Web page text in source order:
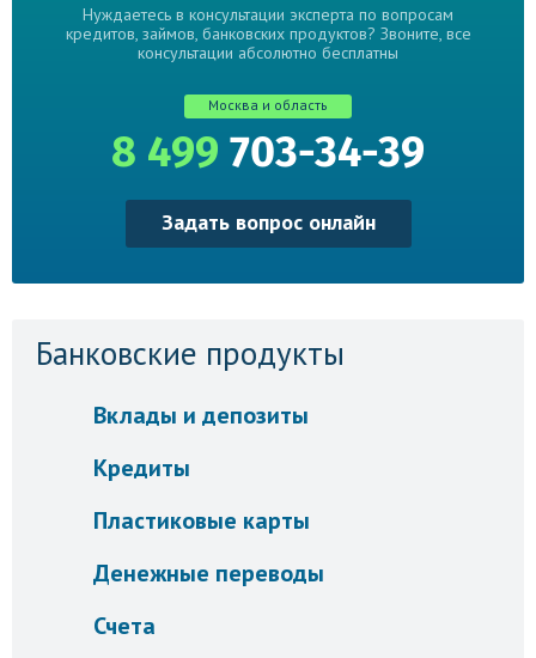
Нуждаетесь в консультации эксперта по вопросам
кредитов, займов, банковских продуктов? Звоните, все
консультации абсолютно бесплатны
Москва и область
8 499 703-34-39
Задать вопрос онлайн
Банковские продукты
Вклады и депозиты
Кредиты
Пластиковые карты
Денежные переводы
Счета